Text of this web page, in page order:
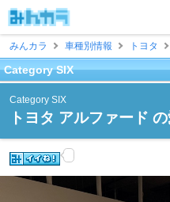
みんカラ
車種別情報 トヨタ
Category SIX
Category SIX
トヨタ アルファード